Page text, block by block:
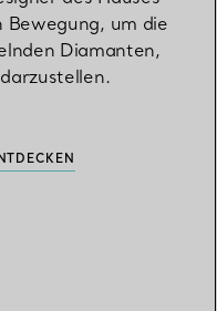
Bewegung, um die
Diamanten,